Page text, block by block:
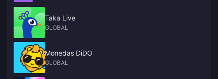
Taka Live
GLOBAL
Monedas DiDO
GLOBAL